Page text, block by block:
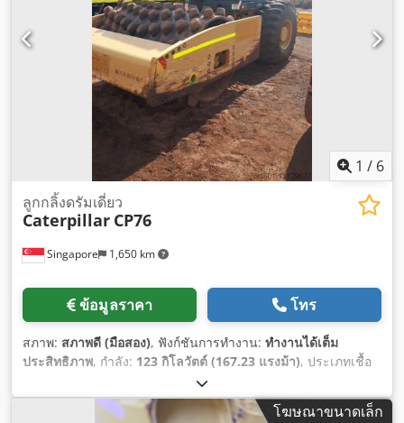
1 / 6
Singapore 1,650 km
ลูกกลิ้งดรัมเดี่ยว
Caterpillar CP76
ข้อมูลราคา โทร
สภาพ: สภาพดี (มือสอง), ฟังก์ชันการทำงาน: ทำงานได้เต็ม
ประสิทธิภาพ, กำลัง: 123 กิโลวัตต์ (167.23 แรงม้า), ประเภทเชื้อ
, น้ำหนักรวม:
เครื่องจักร/ยานพาหนะ:JCP00107, อุปกรณ์:ห้องโดยสาร,
โฆษณาขนาดเล็ก